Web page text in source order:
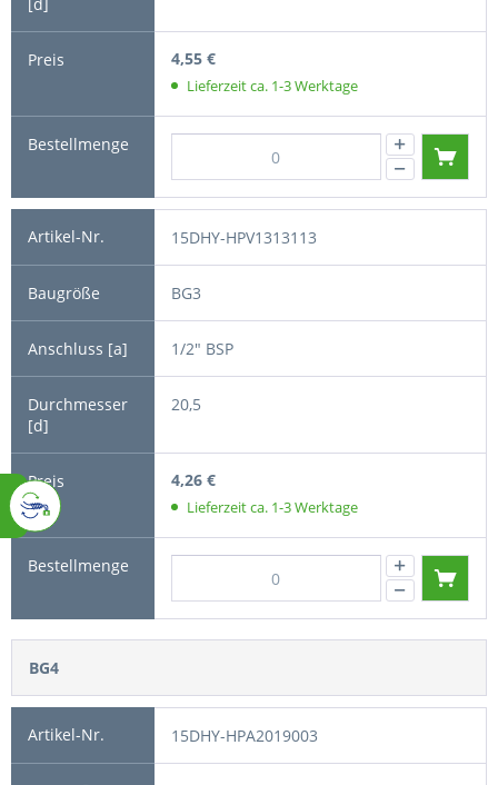
4,55 €
Lieferzeit ca. 1-3 Werktage
15DHY-HPV1313113
BG3
1/2" BSP
20,5
4,26 €
Lieferzeit ca. 1-3 Werktage
BG4
15DHY-HPA2019003